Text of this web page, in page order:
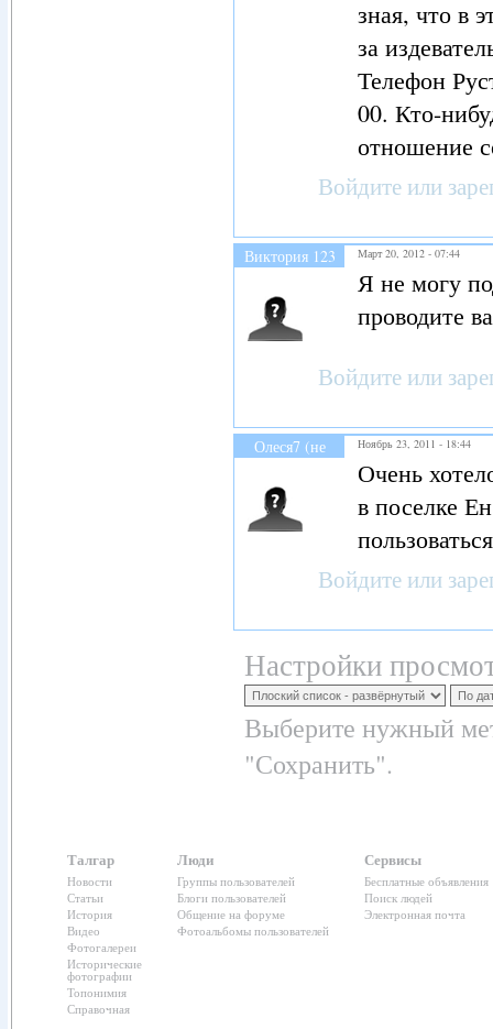
зная, что в
за
Телефон
00. Кто-
отношение
Войдите или
Виктория 123
Март 20, 2012 - 07:44
Я не могу
проводите
Войдите или
Олеся7 (не
Ноябрь 23, 2011 - 18:44
Очень
в поселке
Войдите или
Настройки
Выберите нужный
"Сохранить".
Талгар
Новости
Статьи
История
Видео
Фотогалереи
Исторические
фотографии
Топонимия
Справочная
Люди
Группы пользователей
Блоги пользователей
Общение на форуме
Фотоальбомы пользователей
Сервисы
Бесплатные объявления
Поиск людей
Электронная почта